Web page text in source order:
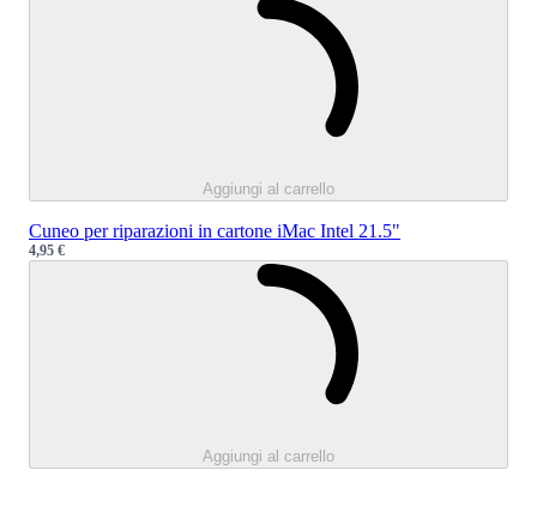
Aggiungi al carrello
Cuneo per riparazioni in cartone iMac Intel 21.5"
Sale price
4,95 €
Aggiungi al carrello